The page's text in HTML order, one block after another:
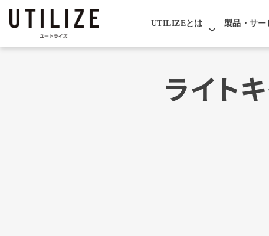
UTILIZEとは 製品・サー
ライト